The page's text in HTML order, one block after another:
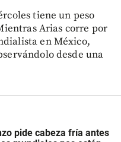
tiene un peso
Arias corre por
en México,
desde una
pide cabeza fría antes